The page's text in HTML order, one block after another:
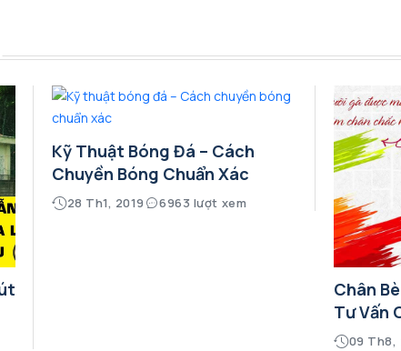
Kỹ Thuật Bóng Đá – Cách
Chuyền Bóng Chuẩn Xác
28 Th1, 2019 6963 lượt xem
Chân
Tư Vấn
09 Th8,